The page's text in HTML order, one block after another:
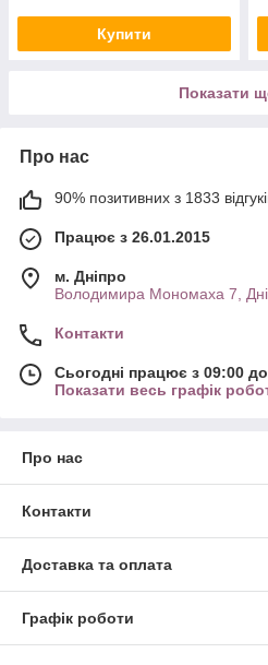
Купити
Показати
Про нас
90% позитивних з 1833
Працює з 26.01.2015
м. Дніпро
Володимира Мономаха 7,
Контакти
Сьогодні працює з 09:00
Показати весь графік
Про нас
Контакти
Доставка та оплата
Графік роботи